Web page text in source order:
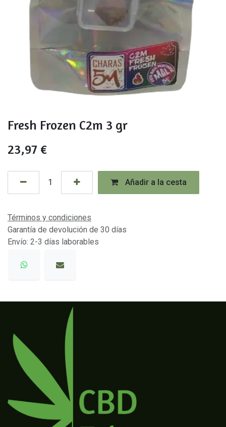
Fresh Frozen C2m 3 gr
23,97 €
Añadir a la cesta
Términos y condiciones
Garantía de devolución de 30 días
Envío: 2-3 días laborables